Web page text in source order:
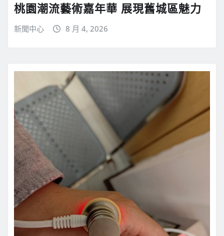
桃園潮流藝術嘉年華 展現舊城區魅力
新聞中心 8 月 4, 2026